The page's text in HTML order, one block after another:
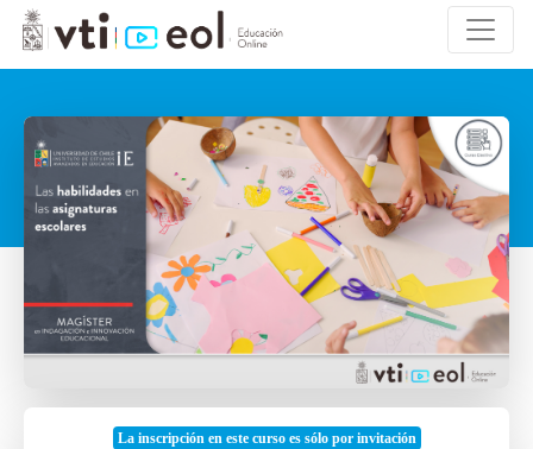
La inscripción en este curso es sólo por invitación